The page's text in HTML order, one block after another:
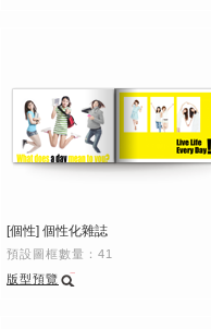
[個性] 個性化雜誌
預設圖框數量：41
版型預覽